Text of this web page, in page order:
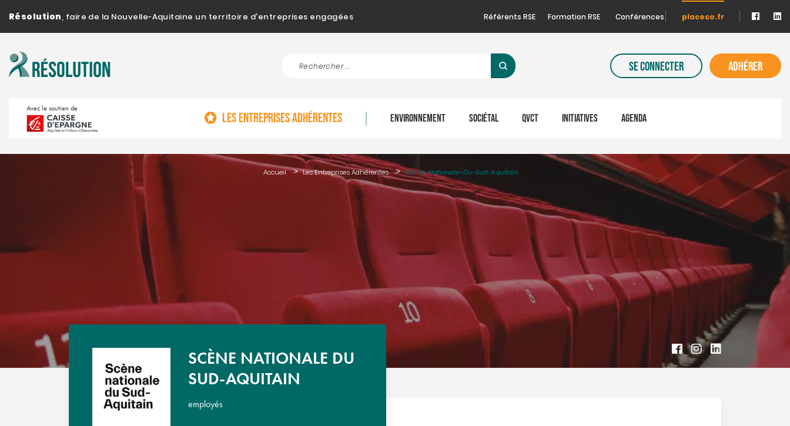
Résolution, faire de la Nouvelle-Aquitaine un territoire d'entreprises engagées Référents RSE Formation RSE Conférences placeco.fr
SE CONNECTER ADHÉRER
Avec le soutien de
LES ENTREPRISES ADHÉRENTES ENVIRONNEMENT SOCIÉTAL QVCT INITIATIVES AGENDA
Accueil Les Entreprises Adhérentes Scene-Nationale-Du-Sud-Aquitain
SCÈNE NATIONALE DU
SUD-AQUITAIN
employés